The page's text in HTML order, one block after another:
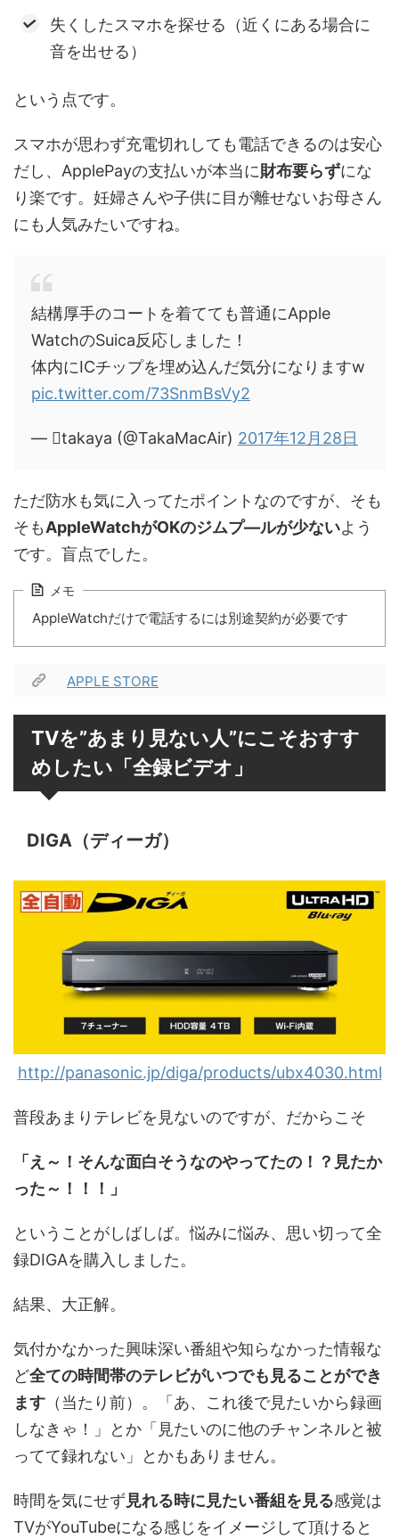
失くしたスマホを探せる（近くにある場合に
音を出せる）
という点です。
スマホが思わず充電切れしても電話できるのは安心
だし、ApplePayの支払いが本当に財布要らずにな
り楽です。妊婦さんや子供に目が離せないお母さん
にも人気みたいですね。
結構厚手のコートを着てても普通にApple
WatchのSuica反応しました！
体内にICチップを埋め込んだ気分になりますw
pic.twitter.com/73SnmBsVy2
— takaya (@TakaMacAir) 2017年12月28日
ただ防水も気に入ってたポイントなのですが、そも
そもAppleWatchがOKのジムプ―ルが少ないよう
です。盲点でした。
メモ
AppleWatchだけで電話するには別途契約が必要です
APPLE STORE
TVを”あまり見ない人”にこそおすす
めしたい「全録ビデオ」
DIGA（ディーガ）
http://panasonic.jp/diga/products/ubx4030.html
普段あまりテレビを見ないのですが、だからこそ
「え～！そんな面白そうなのやってたの！？見たか
った～！！！」
ということがしばしば。悩みに悩み、思い切って全
録DIGAを購入しました。
結果、大正解。
気付かなかった興味深い番組や知らなかった情報な
ど全ての時間帯のテレビがいつでも見ることができ
ます （当たり前）。「あ、これ後で見たいから録画
しなきゃ！」とか「見たいのに他のチャンネルと被
ってて録れない」とかもありません。
時間を気にせず見れる時に見たい番組を見る感覚は
TVがYouTubeになる感じをイメージして頂けると